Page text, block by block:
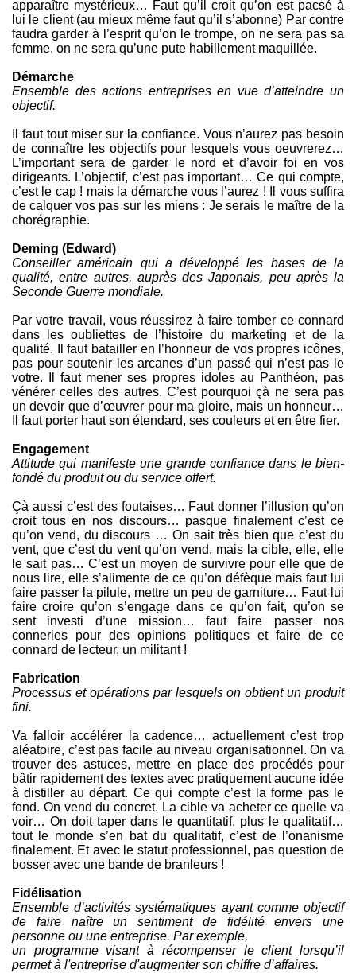
apparaître mystérieux… Faut qu’il croit qu’on est pacsé à
lui le client (au mieux même faut qu’il s’abonne) Par contre
faudra garder à l’esprit qu’on le trompe, on ne sera pas sa
femme, on ne sera qu’une pute habillement maquillée.
Démarche
Ensemble des actions entreprises en vue d’atteindre un
objectif.
Il faut tout miser sur la confiance. Vous n’aurez pas besoin
de connaître les objectifs pour lesquels vous oeuvrerez…
L’important sera de garder le nord et d’avoir foi en vos
dirigeants. L’objectif, c’est pas important… Ce qui compte,
c’est le cap ! mais la démarche vous l’aurez ! Il vous suffira
de calquer vos pas sur les miens : Je serais le maître de la
chorégraphie.
Deming (Edward)
Conseiller américain qui a développé les bases de la
qualité, entre autres, auprès des Japonais, peu après la
Seconde Guerre mondiale.
Par votre travail, vous réussirez à faire tomber ce connard
dans les oubliettes de l’histoire du marketing et de la
qualité. Il faut batailler en l’honneur de vos propres icônes,
pas pour soutenir les arcanes d’un passé qui n’est pas le
votre. Il faut mener ses propres idoles au Panthéon, pas
vénérer celles des autres. C’est pourquoi çà ne sera pas
un devoir que d’œuvrer pour ma gloire, mais un honneur…
Il faut porter haut son étendard, ses couleurs et en être fier.
Engagement
Attitude qui manifeste une grande confiance dans le bien-
fondé du produit ou du service offert.
Çà aussi c’est des foutaises… Faut donner l’illusion qu’on
croit tous en nos discours… pasque finalement c’est ce
qu’on vend, du discours … On sait très bien que c’est du
vent, que c’est du vent qu’on vend, mais la cible, elle, elle
le sait pas… C’est un moyen de survivre pour elle que de
nous lire, elle s’alimente de ce qu’on défèque mais faut lui
faire passer la pilule, mettre un peu de garniture… Faut lui
faire croire qu’on s’engage dans ce qu’on fait, qu’on se
sent investi d’une mission… faut faire passer nos
conneries pour des opinions politiques et faire de ce
connard de lecteur, un militant !
Fabrication
Processus et opérations par lesquels on obtient un produit
fini.
Va falloir accélérer la cadence… actuellement c’est trop
aléatoire, c’est pas facile au niveau organisationnel. On va
trouver des astuces, mettre en place des procédés pour
bâtir rapidement des textes avec pratiquement aucune idée
à distiller au départ. Ce qui compte c’est la forme pas le
fond. On vend du concret. La cible va acheter ce quelle va
voir… On doit taper dans le quantitatif, plus le qualitatif…
tout le monde s’en bat du qualitatif, c’est de l’onanisme
finalement. Et avec le statut professionnel, pas question de
bosser avec une bande de branleurs !
Fidélisation
Ensemble d’activités systématiques ayant comme objectif
de faire naître un sentiment de fidélité envers une
personne ou une entreprise. Par exemple,
un programme visant à récompenser le client lorsqu’il
permet à l'entreprise d'augmenter son chiffre d’affaires.